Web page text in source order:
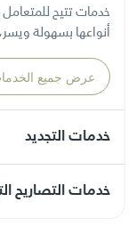
خدمات تتيح
أنواعها بسهولة
عرض جميع
خدمات التجديد
على الانتهاء، بما
خدمات التصاريح